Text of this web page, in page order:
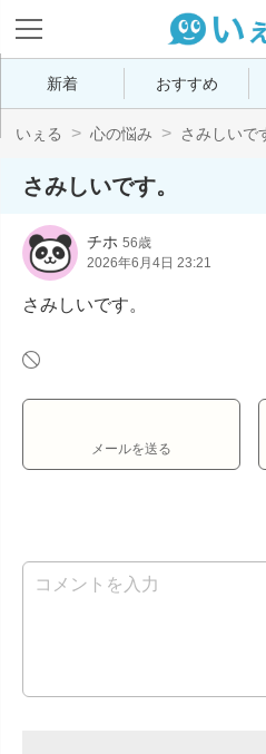
新着 おすすめ
いぇる 心の悩み さみしいで
さみしいです。
チホ 56歳
2026年6月4日 23:21
さみしいです。
メールを送る